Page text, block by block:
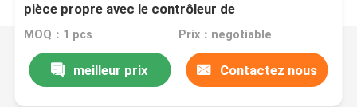
pièce propre avec le contrôleur de
microprocesseur
MOQ：1 pcs Prix：negotiable
meilleur prix Contactez nous